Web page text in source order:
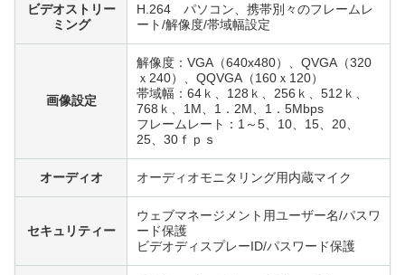
ビデオストリー
ミング
H.264 パソコン、携帯別々のフレームレ
ート/解像度/帯域幅設定
画像設定
解像度：VGA（640x480）、QVGA（320
ｘ240）、QQVGA（160ｘ120）
帯域幅：64ｋ、128ｋ、256ｋ、512ｋ、
768ｋ、1M、1．2M、1．5Mbps
フレームレート：1～5、10、15、20、
25、30ｆｐｓ
オーディオ オーディオモニタリング用内蔵マイク
セキュリティー
ウェブマネージメント用ユーザー名/パスワ
ード保護
ビデオディスプレーID/パスワード保護